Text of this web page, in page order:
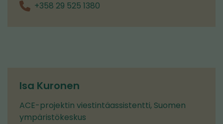
+358 29 525 1380
Isa Kuronen
ACE-projektin viestintäassistentti, Suomen
ympäristökeskus